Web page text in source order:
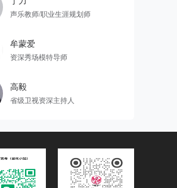
声乐教师/职业生涯规划师
牟蒙爱
资深秀场模特导师
高毅
省级卫视资深主持人